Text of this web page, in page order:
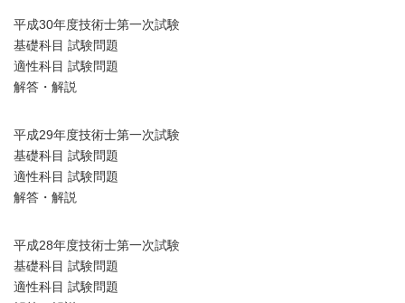
平成30年度技術士第一次試験
基礎科目 試験問題
適性科目 試験問題
解答・解説
平成29年度技術士第一次試験
基礎科目 試験問題
適性科目 試験問題
解答・解説
平成28年度技術士第一次試験
基礎科目 試験問題
適性科目 試験問題